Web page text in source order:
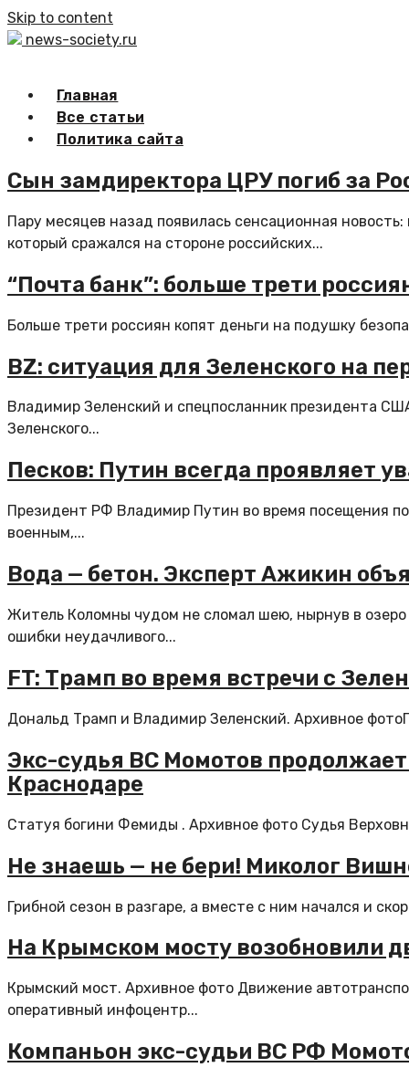
Skip to content
news-society.ru
Главная
Все статьи
Политика сайта
Сын замдиректора ЦРУ погиб за
Пару месяцев назад появилась сенсационная
который сражался на стороне российских...
“Почта банк”: больше трети
Больше трети россиян копят деньги на подушку
BZ: ситуация для Зеленского на
Владимир Зеленский и спецпосланник президента
Зеленского...
Песков: Путин всегда проявляет
Президент РФ Владимир Путин во время посещения
военным,...
Вода — бетон. Эксперт Ажикин
Житель Коломны чудом не сломал шею, нырнув в озеро
ошибки неудачливого...
FT: Трамп во время встречи с
Дональд Трамп и Владимир Зеленский. Архивное
Экс-судья ВС Момотов продолжает
Краснодаре
Статуя богини Фемиды . Архивное фото Судья
Не знаешь — не бери! Миколог
Грибной сезон в разгаре, а вместе с ним начался и
На Крымском мосту возобновили
Крымский мост. Архивное фото Движение
оперативный инфоцентр...
Компаньон экс-судьи ВС РФ